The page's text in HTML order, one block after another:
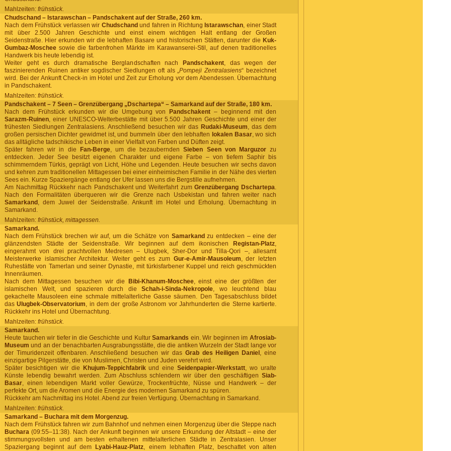
Mahlzeiten: frühstück.
Chudschand – Istarawschan – Pandschakent auf der Straße, 260 km.
Nach dem Frühstück verlassen wir Chudschand und fahren in Richtung Istarawschan, einer Stadt
mit über 2.500 Jahren Geschichte und einst einem wichtigen Halt entlang der Großen
Seidenstraße. Hier erkunden wir die lebhaften Basare und historischen Stätten, darunter die Kuk-
Gumbaz-Moschee sowie die farbenfrohen Märkte im Karawanserei-Stil, auf denen traditionelles
Handwerk bis heute lebendig ist.
Weiter geht es durch dramatische Berglandschaften nach
Pandschakent, das wegen der
faszinierenden Ruinen antiker sogdischer Siedlungen oft als „Pompeji Zentralasiens“ bezeichnet
wird. Bei der Ankunft Check-in im Hotel und Zeit zur Erholung vor dem Abendessen. Übernachtung
in Pandschakent.
Mahlzeiten: frühstück.
Pandschakent – 7 Seen – Grenzübergang „Dschartepa“ – Samarkand auf der Straße, 180 km.
Nach dem Frühstück erkunden wir die Umgebung von
Pandschakent – beginnend mit den
Sarazm-Ruinen, einer UNESCO-Welterbestätte mit über 5.500 Jahren Geschichte und einer der
frühesten Siedlungen Zentralasiens. Anschließend besuchen wir das Rudaki-Museum, das dem
großen persischen Dichter gewidmet ist, und bummeln über den lebhaften lokalen Basar, wo sich
das alltägliche tadschikische Leben in einer Vielfalt von Farben und Düften zeigt.
Später fahren wir in die
Fan-Berge, um die bezauberndenSieben Seen von Marguzorzu
entdecken. Jeder See besitzt eigenen Charakter und eigene Farbe – von tiefem Saphir bis
schimmerndem Türkis, geprägt von Licht, Höhe und Legenden. Heute besuchen wir sechs davon
und kehren zum traditionellen Mittagessen bei einer einheimischen Familie in der Nähe des vierten
Sees ein. Kurze Spaziergänge entlang der Ufer lassen uns die Bergstille aufnehmen.
Am Nachmittag Rückkehr nach Pandschakent und Weiterfahrt zumGrenzübergang Dschartepa.
Nach den Formalitäten überqueren wir die Grenze nach Usbekistan und fahren weiter nach
Samarkand , dem Juwel der Seidenstraße. Ankunft im Hotel und Erholung. Übernachtung in
Samarkand.
Mahlzeiten: frühstück, mittagessen.
Samarkand.
Nach dem Frühstück brechen wir auf, um die Schätze von Samarkand zu entdecken – eine der
glänzendsten Städte der Seidenstraße. Wir beginnen auf dem ikonischen
Registan-Platz,
eingerahmt von drei prachtvollen Medresen – Ulugbek, Sher-Dor und Tilla-Qori –, allesamt
Meisterwerke islamischer Architektur. Weiter geht es zum Gur-e-Amir-Mausoleum, der letzten
Ruhestätte von Tamerlan und seiner Dynastie, mit türkisfarbener Kuppel und reich geschmückten
Innenräumen.
Nach dem Mittagessen besuchen wir die
Bibi-Khanum-Moschee, einst eine der größten der
islamischen Welt, und spazieren durch dieSchah-i-Sinda-Nekropole, wo leuchtend blau
gekachelte Mausoleen eine schmale mittelalterliche Gasse säumen. Den Tagesabschluss bildet
dasUlugbek-Observatorium, in dem der große Astronom vor Jahrhunderten die Sterne kartierte.
Rückkehr ins Hotel und Übernachtung.
Mahlzeiten: frühstück.
Samarkand.
Heute tauchen wir tiefer in die Geschichte und KulturSamarkands ein. Wir beginnen imAfrosiab-
Museum und an der benachbarten Ausgrabungsstätte, die die antiken Wurzeln der Stadt lange vor
der Timuridenzeit offenbaren. Anschließend besuchen wir das Grab des Heiligen Daniel , eine
einzigartige Pilgerstätte, die von Muslimen, Christen und Juden verehrt wird.
Später besichtigen wir die
Khujum-Teppichfabrikund eineSeidenpapier-Werkstatt, wo uralte
Künste lebendig bewahrt werden. Zum Abschluss schlendern wir über den geschäftigen Siab-
Basar, einen lebendigen Markt voller Gewürze, Trockenfrüchte, Nüsse und Handwerk – der
perfekte Ort, um die Aromen und die Energie des modernen Samarkand zu spüren.
Rückkehr am Nachmittag ins Hotel. Abend zur freien Verfügung. Übernachtung in Samarkand.
Mahlzeiten: frühstück.
Samarkand – Buchara mit dem Morgenzug.
Nach dem Frühstück fahren wir zum Bahnhof und nehmen einen Morgenzug über die Steppe nach
Buchara (09:55–11:38). Nach der Ankunft beginnen wir unsere Erkundung der Altstadt – eine der
stimmungsvollsten und am besten erhaltenen mittelalterlichen Städte in Zentralasien. Unser
Spaziergang beginnt auf dem
Lyabi-Hauz-Platz, einem lebhaften Platz, beschattet von alten